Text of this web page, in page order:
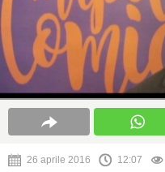
26 aprile 2016 12:07